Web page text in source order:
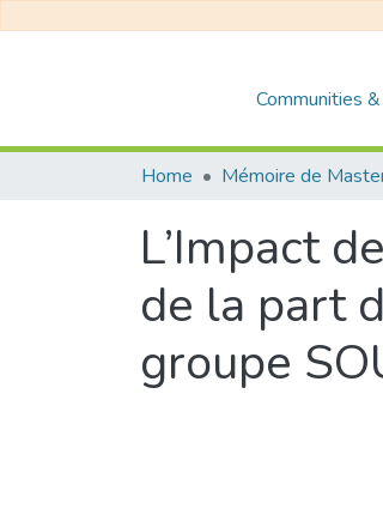
Communities
Home Mémoire de
L’Impact
de la part
groupe